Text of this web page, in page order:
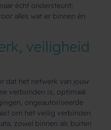
écht ondersteunt:
alles wat er binnen én
veiligheid
dat het netwerk van jouw
verbonden is, optimaal
ongeautoriseerde
om het veilig verbinden
zowel binnen als buiten